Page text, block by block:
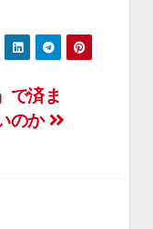
で済ま
のか